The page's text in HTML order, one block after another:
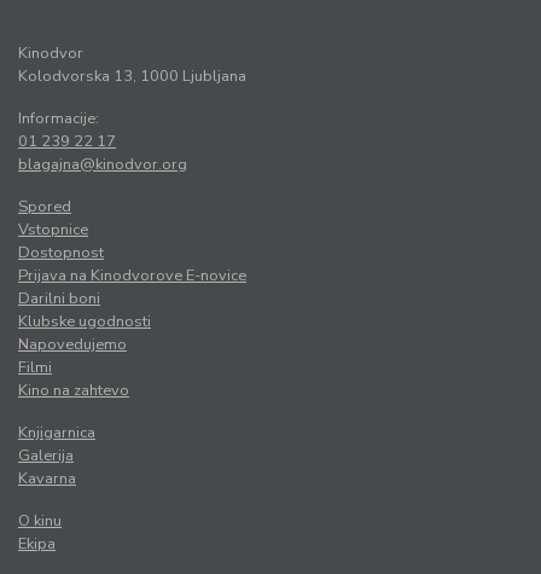
Kinodvor
Kolodvorska 13, 1000 Ljubljana
Informacije:
01 239 22 17
blagajna@kinodvor.org
Spored
Vstopnice
Dostopnost
Prijava na Kinodvorove E-novice
Darilni boni
Klubske ugodnosti
Napovedujemo
Filmi
Kino na zahtevo
Knjigarnica
Galerija
Kavarna
O kinu
Ekipa